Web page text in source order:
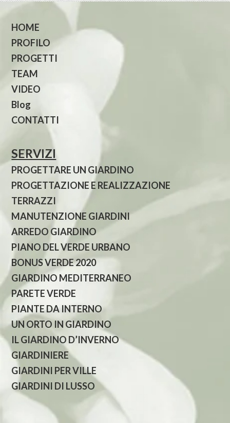
HOME
PROFILO
PROGETTI
TEAM
VIDEO
Blog
CONTATTI
SERVIZI
PROGETTARE UN GIARDINO
PROGETTAZIONE E REALIZZAZIONE
TERRAZZI
MANUTENZIONE GIARDINI
ARREDO GIARDINO
PIANO DEL VERDE URBANO
BONUS VERDE 2020
GIARDINO MEDITERRANEO
PARETE VERDE
PIANTE DA INTERNO
UN ORTO IN GIARDINO
IL GIARDINO D’INVERNO
GIARDINIERE
GIARDINI PER VILLE
GIARDINI DI LUSSO